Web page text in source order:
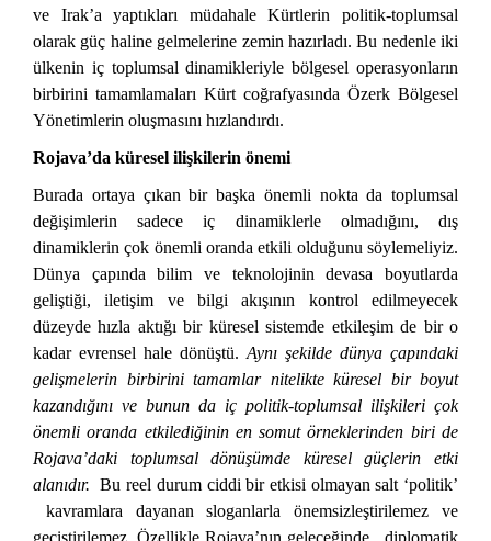
ve Irak’a yaptıkları müdahale Kürtlerin politik-toplumsal
olarak güç haline gelmelerine zemin hazırladı. Bu nedenle iki
ülkenin iç toplumsal dinamikleriyle bölgesel operasyonların
birbirini tamamlamaları Kürt coğrafyasında Özerk Bölgesel
Yönetimlerin oluşmasını hızlandırdı.
Rojava’da küresel ilişkilerin önemi
Burada ortaya çıkan bir başka önemli nokta da toplumsal
değişimlerin sadece iç dinamiklerle olmadığını, dış
dinamiklerin çok önemli oranda etkili olduğunu söylemeliyiz.
Dünya çapında bilim ve teknolojinin devasa boyutlarda
geliştiği, iletişim ve bilgi akışının kontrol edilmeyecek
düzeyde hızla aktığı bir küresel sistemde etkileşim de bir o
kadar evrensel hale dönüştü. Aynı şekilde dünya çapındaki
gelişmelerin birbirini tamamlar nitelikte küresel bir boyut
kazandığını ve bunun da iç politik-toplumsal ilişkileri çok
önemli oranda etkilediğinin en somut örneklerinden biri de
Rojava’daki toplumsal dönüşümde küresel güçlerin etki
alanıdır. Bu reel durum ciddi bir etkisi olmayan salt ‘politik’
kavramlara dayanan sloganlarla önemsizleştirilemez ve
geçiştirilemez. Özellikle Rojava’nın geleceğinde diplomatik